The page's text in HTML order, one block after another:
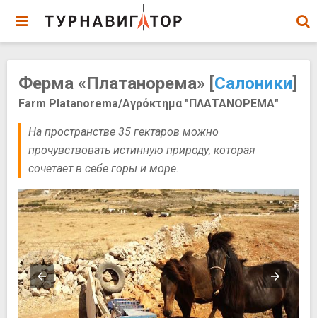
Ферма «Платанорема» [Салоники]
Farm Platanorema/Αγρόκτημα "ΠΛΑΤΑΝΟΡΕΜΑ"
На пространстве 35 гектаров можно
прочувствовать истинную природу, которая
сочетает в себе горы и море.